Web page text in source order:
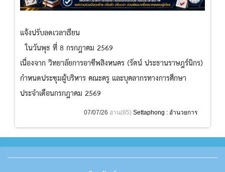
แจ้งปรับลดเวลาเรียน
ในวันพุธ ที่ 8 กรกฎาคม 2569
เนื่องจาก วิทยาลัยการอาชีพสิงหนคร (รัตน์ ประธานราษฎร์นิกร)
กำหนดประชุมผู้บริหาร คณะครู และบุคลากรทางการศึกษา
ประจำเดือนกรกฎาคม 2569
07/07/26 อ่าน(85) Settaphong : อำนวยการ